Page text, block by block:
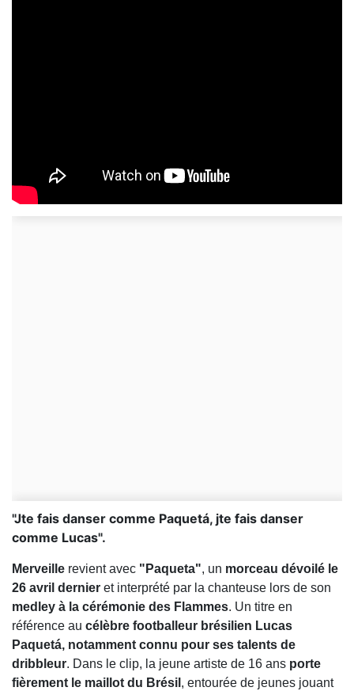
"Jte fais danser comme Paquetá, jte fais danser
comme Lucas".
Merveille revient avec "Paqueta", un morceau dévoilé le
26 avril dernier et interprété par la chanteuse lors de son
medley à la cérémonie des Flammes. Un titre en
référence au célèbre footballeur brésilien Lucas
Paquetá, notamment connu pour ses talents de
dribbleur. Dans le clip, la jeune artiste de 16 ans porte
fièrement le maillot du Brésil , entourée de jeunes jouant